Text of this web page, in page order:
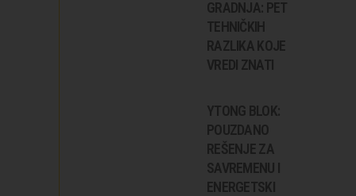
GRADNJA: PET
TEHNIČKIH
RAZLIKA KOJE
VREDI ZNATI
YTONG BLOK:
POUZDANO
REŠENJE ZA
SAVREMENU I
ENERGETSKI